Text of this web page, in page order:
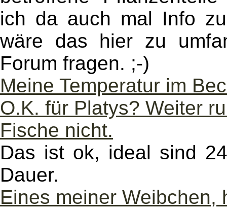
ich da auch mal Info
wäre das hier zu
Forum fragen. ;-)
Meine Temperatur im
O.K. für Platys? Weiter
Fische nicht.
Das ist ok, ideal sind
Dauer.
Eines meiner Weibchen,